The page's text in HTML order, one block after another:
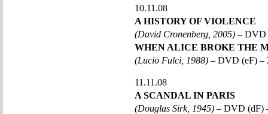
10.11.08
A HISTORY OF VIOLENCE
(David Cronenberg, 2005) – DVD
WHEN ALICE BROKE THE
(Lucio Fulci, 1988) – DVD (eF) –
11.11.08
A SCANDAL IN PARIS
(Douglas Sirk, 1945) – DVD (dF)